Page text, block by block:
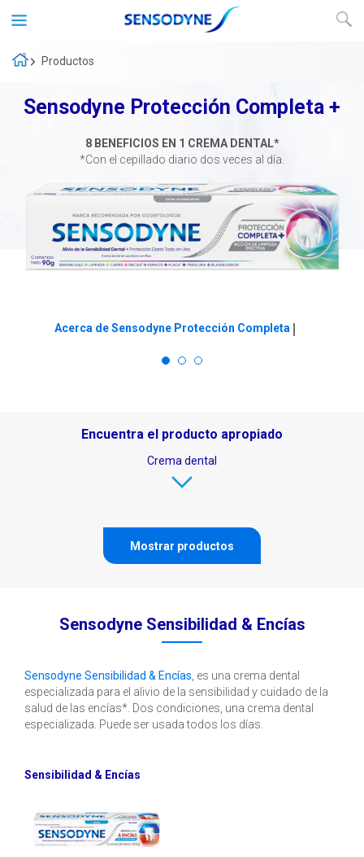
Productos
Sensodyne Protección Completa +
8 BENEFICIOS EN 1 CREMA DENTAL*
*Con el cepillado diario dos veces al día.
Acerca de Sensodyne Protección Completa
Cómprala ahora
Encuentra el producto apropiado
Crema dental
Mostrar productos
Sensodyne Sensibilidad & Encías
Sensodyne Sensibilidad & Encías , es una crema dental
especializada para el alivio de la sensibilidad y cuidado de la
salud de las encías*. Dos condiciones, una crema dental
especializada. Puede ser usada todos los días.
Sensibilidad & Encías